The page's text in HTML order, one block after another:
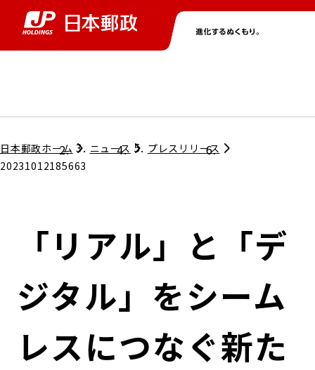
グループ情報トップ
コンプライアンス
ガバナンス
株主・投資家情報トップ
個人投資家のみなさまへ
株式情報
ニューストップ
サステナビリティトップ
担当役員メッセージ
サステナビリティマネジメント
採用情報トップ
日本郵政ホーム ニュース
プレスリリース
20231012185663
「リアル」と「デ
ジタル」をシーム
レスにつなぐ新た